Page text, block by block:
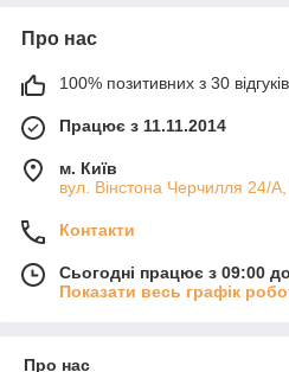
Про нас
100% позитивних з 30
Працює з 11.11.2014
м. Київ
вул. Вінстона Черчилля 24/А,
Контакти
Сьогодні працює з 09:00
Показати весь графік
Про нас